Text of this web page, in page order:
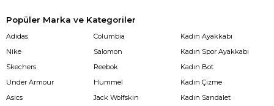
Popüler Marka ve Kategoriler
Adidas
Nike
Skechers
Under Armour
Asics
Columbia
Salomon
Reebok
Hummel
Jack Wolfskin
Kadın Ayakkabı
Kadın Spor Ayakkabı
Kadın Bot
Kadın Çizme
Kadın Sandalet